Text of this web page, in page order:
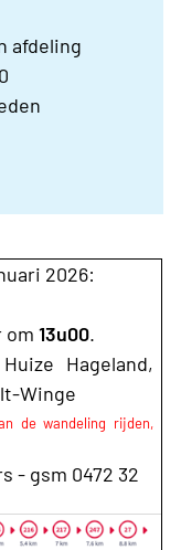
afdeling
2026:
om 13u00.
Hageland,
Winge
de wandeling rijden,
- gsm 0472 32